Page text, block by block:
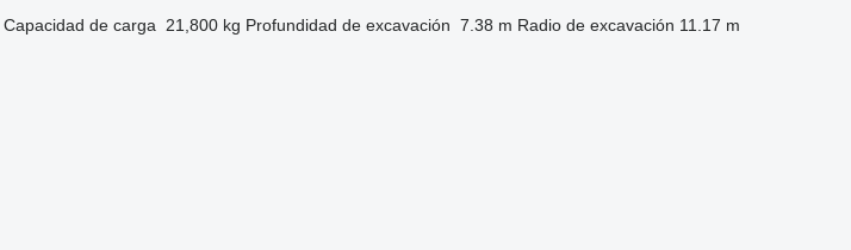
Capacidad de carga 21,800 kg Profundidad de excavación 7.38 m Radio de excavación 11.17 m